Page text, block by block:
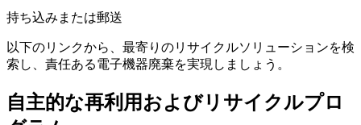
持ち込みまたは郵送
以下のリンクから、最寄りのリサイクルソリューションを検
索し、責任ある電子機器廃棄を実現しましょう。
自主的な再利用およびリサイクルプロ